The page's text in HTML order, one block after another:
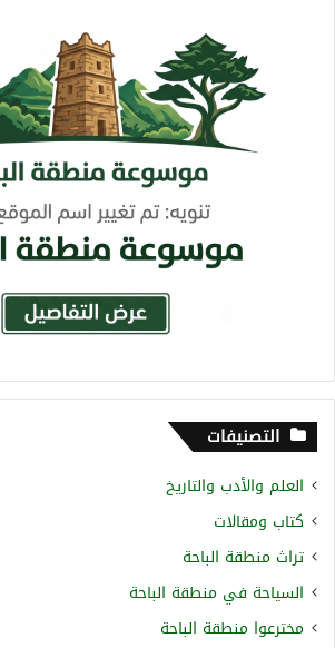
التصنيفات
العلم والأدب والتاريخ
كتاب ومقالات
تراث منطقة الباحة
السياحة في منطقة الباحة
مخترعوا منطقة الباحة